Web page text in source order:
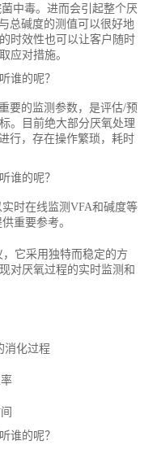
中毒。进而会引起整个厌
总碱度的测值可以很好地
时效性也可以让客户随时
应对措施。
要的监测参数，是评估/预
。目前绝大部分厌氧处理
行，存在操作繁琐，耗时
时在线监测VFA和碱度等
重要参考。
它采用独特而稳定的方
对厌氧过程的实时监测和
消化过程